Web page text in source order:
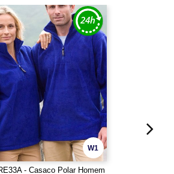
W1
- Casaco Polar Homem